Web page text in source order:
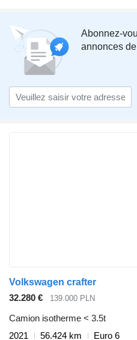
Abonnez-
annonces
Volkswagen crafter
32.280 €
139.000 PLN
Camion isotherme < 3.5t
2021
56.424 km
Euro 6